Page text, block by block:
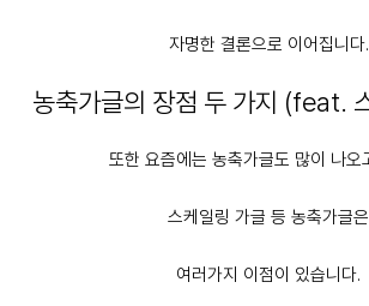
자명한 결론으로 이어집니다.
농축가글의 장점 두 가지 (feat.
또한 요즘에는 농축가글도 많이 나오
스케일링 가글 등 농축가글은
여러가지 이점이 있습니다.